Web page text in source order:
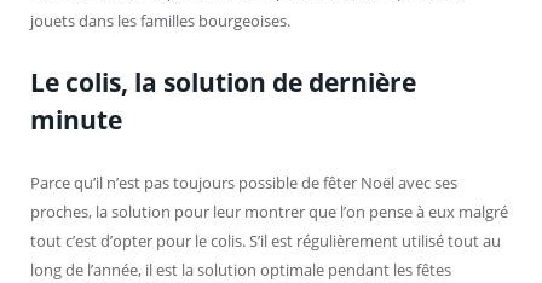
jouets dans les familles bourgeoises.
Le colis, la solution de dernière
minute
Parce qu’il n’est pas toujours possible de fêter Noël avec ses
proches, la solution pour leur montrer que l’on pense à eux malgré
tout c’est d’opter pour le colis. S’il est régulièrement utilisé tout au
long de l’année, il est la solution optimale pendant les fêtes